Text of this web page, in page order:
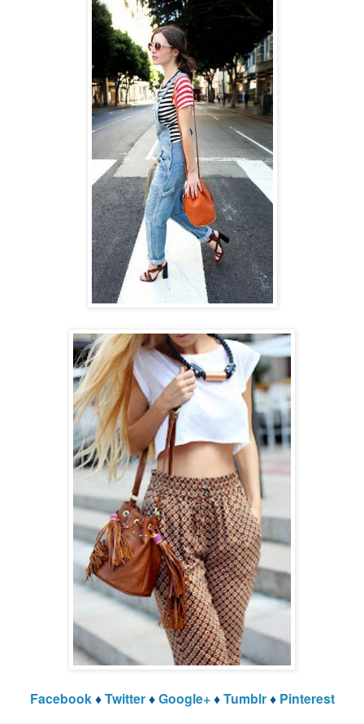
Facebook♦Twitter♦Google+♦Tumblr♦ Pinterest